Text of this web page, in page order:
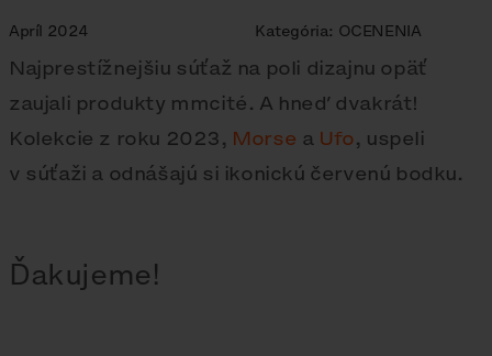
Apríl 2024 Kategória: OCENENIA
Najprestížnejšiu súťaž na poli dizajnu opäť
zaujali produkty mmcité. A hneď dvakrát!
Kolekcie z roku 2023, Morse a Ufo, uspeli
v súťaži a odnášajú si ikonickú červenú bodku.
Ďakujeme!